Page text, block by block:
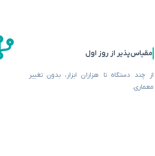
مقیاس‌پذیر از روز اول
از چند دستگاه تا هزاران ابزار، بدون تغییر
معماری.